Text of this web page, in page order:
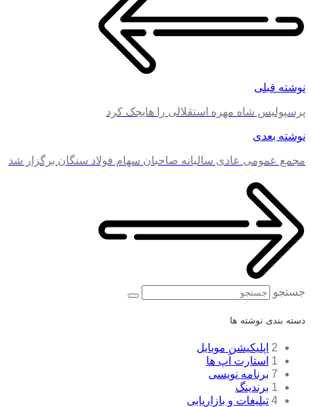
نوشته قبلی
پرسپولیس شاه مهره استقلالی را هایجک کرد
نوشته بعدی
مجمع عمومی عادی سالیانه صاحبان سهام فولاد سنگان برگزار شد
جستجو
دسته بندی نوشته ها
2 اپلیکیشن موبایل
1 استارت آپ ها
7 برنامه نویسی
1 برندینگ
4 تبلیغات و بازاریابی